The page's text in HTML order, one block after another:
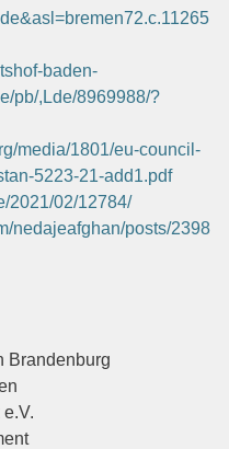
baden-
pb/,Lde/8969988/?
media/1801/eu-council-
5223-21-add1.pdf
2021/02/12784/
nedajeafghan/posts/2398
Brandenburg